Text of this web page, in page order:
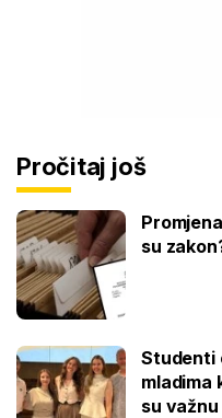
Pročitaj još
su
Studenti
mladima
su